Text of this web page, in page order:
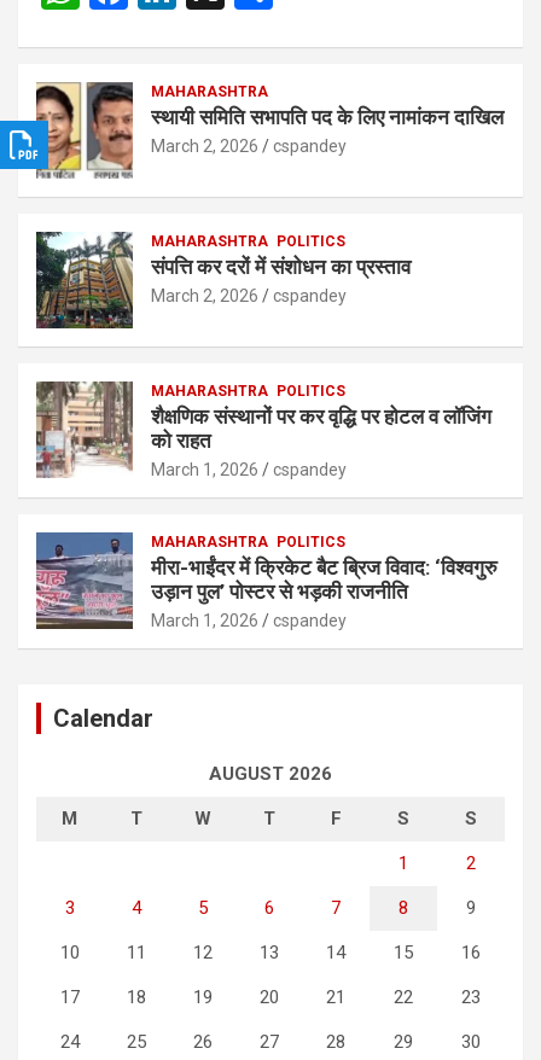
s
A
p
p
b
o
o
k
dI
n
e
MAHARASHTRA
स्थायी समिति सभापति पद के लिए नामांकन दाखिल
March 2, 2026 cspandey
MAHARASHTRA POLITICS
संपत्ति कर दरों में संशोधन का प्रस्ताव
March 2, 2026 cspandey
MAHARASHTRA POLITICS
शैक्षणिक संस्थानों पर कर वृद्धि पर होटल व लॉजिंग
को राहत
March 1, 2026 cspandey
MAHARASHTRA POLITICS
मीरा-भाईंदर में क्रिकेट बैट ब्रिज विवाद: ‘विश्वगुरु
उड़ान पुल’ पोस्टर से भड़की राजनीति
March 1, 2026 cspandey
Calendar
AUGUST 2026
M T W T F S S
1 2
3 4 5 6 7 8 9
10 11 12 13 14 15 16
17 18 19 20 21 22 23
24 25 26 27 28 29 30